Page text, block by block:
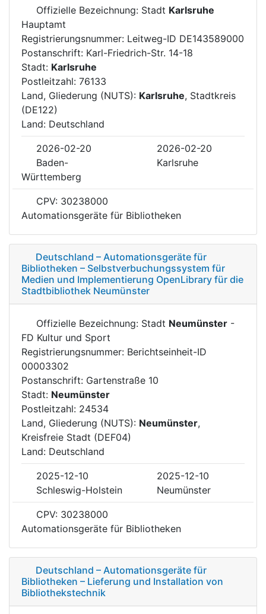
Offizielle Bezeichnung: Stadt Karlsruhe
Hauptamt
Registrierungsnummer: Leitweg-ID DE143589000
Postanschrift: Karl-Friedrich-Str. 14-18
Stadt: Karlsruhe
Postleitzahl: 76133
Land, Gliederung (NUTS): Karlsruhe, Stadtkreis
(DE122)
Land: Deutschland
2026-02-20
2026-02-20
Baden-
Württemberg
Karlsruhe
CPV: 30238000
Automationsgeräte für Bibliotheken
Deutschland – Automationsgeräte für
Bibliotheken – Selbstverbuchungssystem für
Medien und Implementierung OpenLibrary für die
Stadtbibliothek Neumünster
Offizielle Bezeichnung: Stadt Neumünster -
FD Kultur und Sport
Registrierungsnummer: Berichtseinheit-ID
00003302
Postanschrift: Gartenstraße 10
Stadt: Neumünster
Postleitzahl: 24534
Land, Gliederung (NUTS): Neumünster,
Kreisfreie Stadt (DEF04)
Land: Deutschland
2025-12-10
2025-12-10
Schleswig-Holstein
Neumünster
CPV: 30238000
Automationsgeräte für Bibliotheken
Deutschland – Automationsgeräte für
Bibliotheken – Lieferung und Installation von
Bibliothekstechnik